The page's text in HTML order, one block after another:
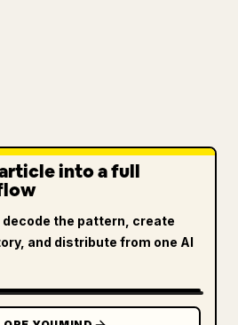
into a full
the pattern, create
and distribute from one AI